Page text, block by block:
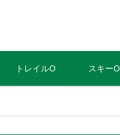
トレイルO スキーO